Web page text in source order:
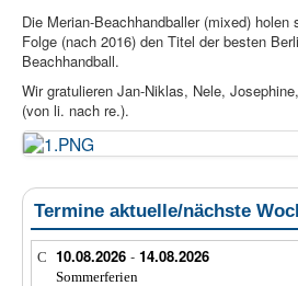
Die Merian-Beachhandballer (mixed)
Folge (nach 2016) den Titel der besten
Beachhandball.
Wir gratulieren Jan-Niklas, Nele,
(von li. nach re.).
Termine aktuelle/nächste
10.08.2026- 14.08.2026
Sommerferien